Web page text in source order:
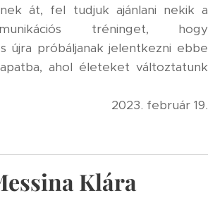
át, fel tudjuk ajánlani nekik a
tréninget, hogy
újra próbáljanak jelentkezni ebbe
ahol életeket változtatunk
2023. február 19.
Klára